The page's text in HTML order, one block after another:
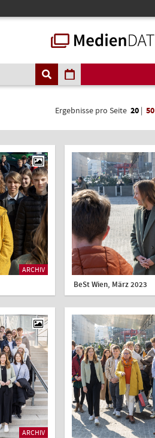
Ergebnisse pro Seite 20 | 50
ARCHIV
BeSt Wien, März 2023
ARCHIV